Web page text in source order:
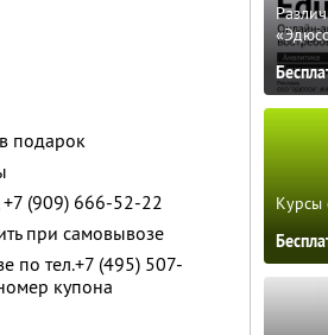
подарок
+7 (909) 666-52-22
при самовывозе
по тел.+7 (495) 507-
купона
Курсы